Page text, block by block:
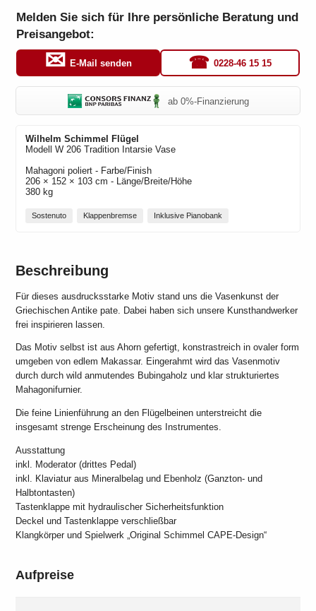
Melden Sie sich für Ihre persönliche Beratung und
Preisangebot:
E-Mail senden 0228-46 15 15
ab 0%-Finanzierung
Wilhelm Schimmel
Flügel
Modell
W 206 Tradition Intarsie Vase
Mahagoni poliert - Farbe/Finish
206 × 152 × 103 cm - Länge/Breite/Höhe
380 kg
Sostenuto Klappenbremse Inklusive Pianobank
Beschreibung
Für dieses ausdrucksstarke Motiv stand uns die Vasenkunst der
Griechischen Antike pate. Dabei haben sich unsere Kunsthandwerker
frei inspirieren lassen.
Das Motiv selbst ist aus Ahorn gefertigt, konstrastreich in ovaler form
umgeben von edlem Makassar. Eingerahmt wird das Vasenmotiv
durch durch wild anmutendes Bubingaholz und klar strukturiertes
Mahagonifurnier.
Die feine Linienführung an den Flügelbeinen unterstreicht die
insgesamt strenge Erscheinung des Instrumentes.
Ausstattung
inkl. Moderator (drittes Pedal)
inkl. Klaviatur aus Mineralbelag und Ebenholz (Ganzton- und
Halbtontasten)
Tastenklappe mit hydraulischer Sicherheitsfunktion
Deckel und Tastenklappe verschließbar
Klangkörper und Spielwerk „Original Schimmel CAPE-Design“
Aufpreise